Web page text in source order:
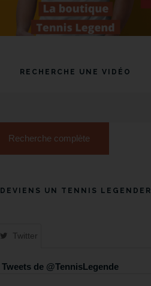
RECHERCHE UNE VIDÉO
Recherche complète
DEVIENS UN TENNIS LEGENDER
Twitter
Tweets de @TennisLegende